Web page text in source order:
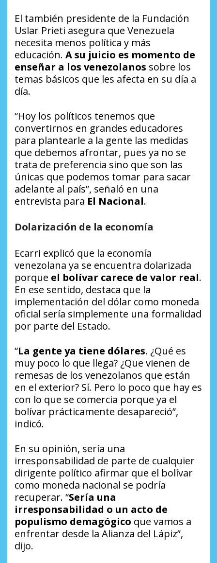
El también presidente de la Fundación
Uslar Prieti asegura que Venezuela
necesita menos política y más
educación. A su juicio es momento de
enseñar a los venezolanos sobre los
temas básicos que les afecta en su día a
día.
“Hoy los políticos tenemos que
convertirnos en grandes educadores
para plantearle a la gente las medidas
que debemos afrontar, pues ya no se
trata de preferencia sino que son las
únicas que podemos tomar para sacar
adelante al país”, señaló en una
entrevista para El Nacional.
Dolarización de la economía
Ecarri explicó que la economía
venezolana ya se encuentra dolarizada
porque el bolívar carece de valor real.
En ese sentido, destaca que la
implementación del dólar como moneda
oficial sería simplemente una formalidad
por parte del Estado.
“La gente ya tiene dólares. ¿Qué es
muy poco lo que llega? ¿Que vienen de
remesas de los venezolanos que están
en el exterior? Sí. Pero lo poco que hay es
con lo que se comercia porque ya el
bolívar prácticamente desapareció”,
indicó.
En su opinión, sería una
irresponsabilidad de parte de cualquier
dirigente político afirmar que el bolívar
como moneda nacional se podría
recuperar. “Sería una
irresponsabilidad o un acto de
populismo demagógico que vamos a
enfrentar desde la Alianza del Lápiz”,
dijo.